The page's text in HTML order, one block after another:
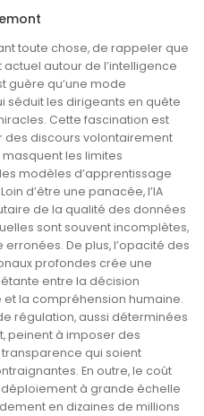
toute chose, de rappeler que
actuel autour de l’intelligence
guère qu’une mode
séduit les dirigeants en quête
Cette fascination est
des discours volontairement
masquent les limites
modèles d’apprentissage
d’être une panacée, l’IA
de la qualité des données
sont souvent incomplètes,
erronées. De plus, l’opacité des
profondes crée une
entre la décision
la compréhension humaine.
régulation, aussi déterminées
peinent à imposer des
qui soient
En outre, le coût
déploiement à grande échelle
en dizaines de millions